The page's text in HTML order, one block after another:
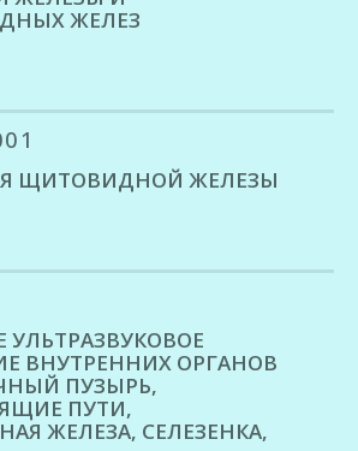
ЖЕЛЕЗ
ЩИТОВИДНОЙ ЖЕЛЕЗЫ
ВНУТРЕННИХ ОРГАНОВ
ПУЗЫРЬ,
ПУТИ,
ЖЕЛЕЗА, СЕЛЕЗЕНКА,